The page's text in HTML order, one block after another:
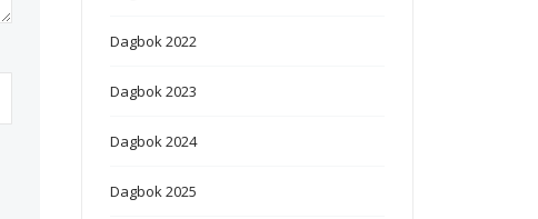
Dagbok 2022
Dagbok 2023
Dagbok 2024
Dagbok 2025